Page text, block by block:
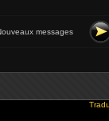
messages